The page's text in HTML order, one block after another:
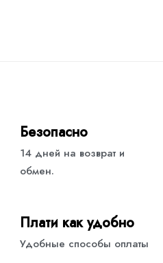
Безопасно
14 дней на возврат и
обмен.
Плати как удобно
Удобные способы оплаты